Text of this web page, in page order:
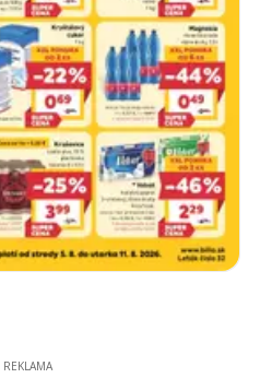
REKLAMA